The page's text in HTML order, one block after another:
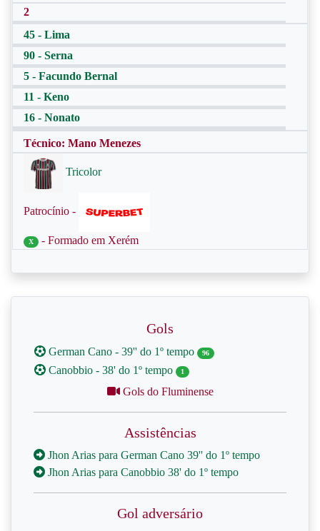
2
45 - Lima
90 - Serna
5 - Facundo Bernal
11 - Keno
16 - Nonato
Técnico: Mano Menezes
Tricolor
Patrocínio -
X - Formado em Xerém
Gols
German Cano - 39'' do 1º tempo 96
Canobbio - 38' do 1º tempo 1
Gols do Fluminense
Assistências
Jhon Arias para German Cano 39'' do 1º tempo
Jhon Arias para Canobbio 38' do 1º tempo
Gol adversário